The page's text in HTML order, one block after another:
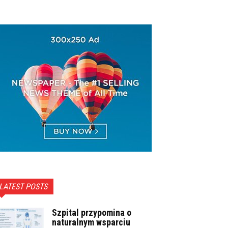
POSTS
Szpital przypomina o
naturalnym wsparciu